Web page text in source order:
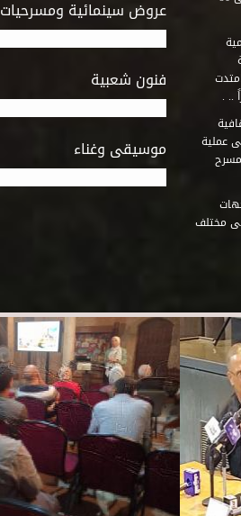
عروض سينمائية ومسرحيات
فنون شعبية
موسيقى وغناء
ببيت الهراوى وامتدت
عملية
فى مختلف